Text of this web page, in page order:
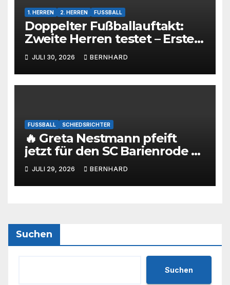
1. HERREN 2. HERREN FUSSBALL
Doppelter Fußballauftakt:
Zweite Herren testet – Erste
Herren startet im Kreispokal
JULI 30, 2026 BERNHARD
FUSSBALL SCHIEDSRICHTER
🔥 Greta Nestmann pfeift
jetzt für den SC Barienrode –
unsere jüngste
Schiedsrichterin hat die
Prüfung bestanden! 💙🤍⚽
JULI 29, 2026 BERNHARD
Suchen
Suchen